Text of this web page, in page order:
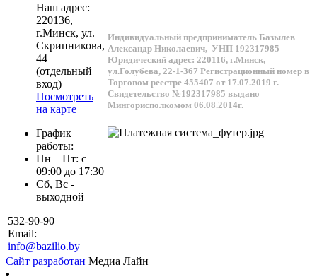
Наш адрес:
220136,
г.Минск, ул.
Скрипникова,
44
(отдельный
вход)
Посмотреть
на карте
График
работы:
Пн – Пт: с
09:00 до 17:30
Сб, Вс -
выходной
532-90-90
Email:
info@bazilio.by
Индивидуальный предприниматель Базылев
Александр Николаевич, УНП 192317985
Юридический адрес: 220116, г.Минск,
ул.Голубева, 22-1-367 Регистрационный номер в
Торговом реестре 455407 от 17.07.2019 г.
Свидетельство №192317985 выдано
Мингорисполкомом 06.08.2014г.
Сайт разработан Медиа Лайн